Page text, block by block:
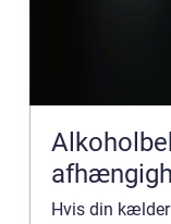
Hvis din